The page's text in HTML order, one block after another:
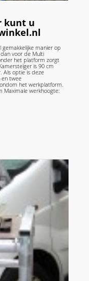
kunt u
manier op
voor de Multi
het platform zorgt
is 90 cm
Als optie is deze
en twee
het werkplatform.
Maximale werkhoogte: